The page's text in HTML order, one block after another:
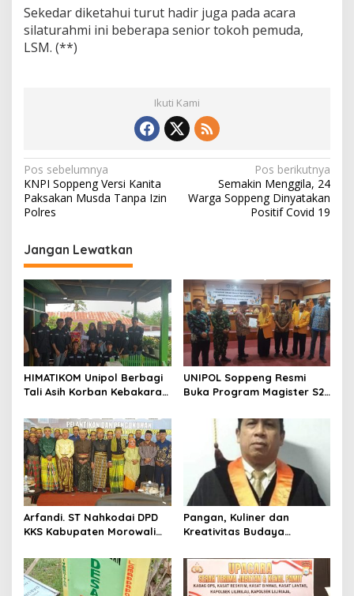
Sekedar diketahui turut hadir juga pada acara
silaturahmi ini beberapa senior tokoh pemuda,
LSM. (**)
Ikuti Kami
N
a
v
i
g
a
s
p
o
s
Pos sebelumnya
KNPI Soppeng Versi Kanita
Paksakan Musda Tanpa Izin
Polres
Pos berikutnya
Semakin Menggila, 24
Warga Soppeng Dinyatakan
Positif Covid 19
Jangan Lewatkan
HIMATIKOM Unipol Berbagi
Tali Asih Korban Kebakaran
UNIPOL Soppeng Resmi
Buka Program Magister S2
Arfandi. ST Nahkodai DPD
KKS Kabupaten Morowali
2028
Pangan, Kuliner dan
Kreativitas Budaya